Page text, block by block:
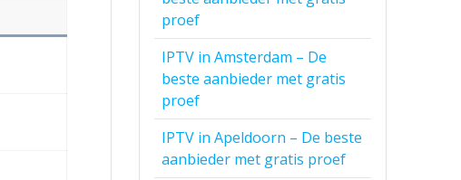
proef
IPTV in Amsterdam – De
beste aanbieder met gratis
proef
IPTV in Apeldoorn – De beste
aanbieder met gratis proef